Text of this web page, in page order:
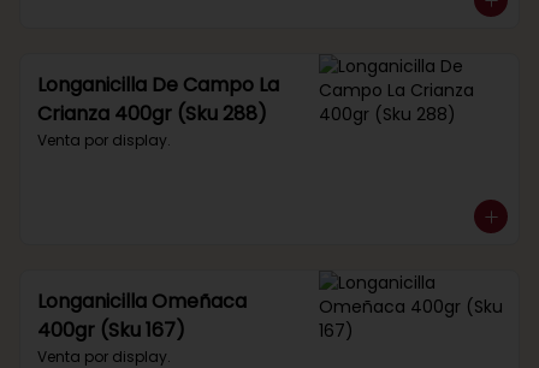
Longanicilla De Campo La
Crianza 400gr (Sku 288)
Venta por display.
Longanicilla Omeñaca
400gr (Sku 167)
Venta por display.